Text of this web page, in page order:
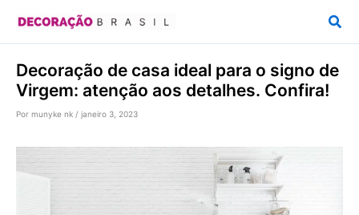
conteúdo
Decoração de casa ideal para o signo de
Virgem: atenção aos detalhes. Confira!
Por munyke nk / janeiro 3, 2023